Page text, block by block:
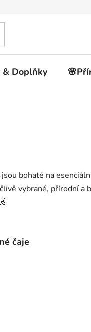
& Doplňky
bohaté na
vybrané, přírodní a
čaje